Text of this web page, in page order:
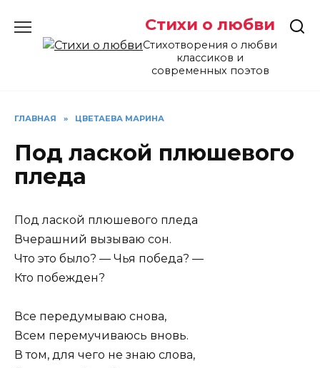
содержанию
Стихи о любви
Стихотворения о любви
классиков и
современных поэтов
ГЛАВНАЯ » ЦВЕТАЕВА МАРИНА
Под лаской плюшевого
пледа
Под лаской плюшевого пледа
Вчерашний вызываю сон.
Что это было? — Чья победа? —
Кто побежден?
Все передумываю снова,
Всем перемучиваюсь вновь.
В том, для чего не знаю слова,